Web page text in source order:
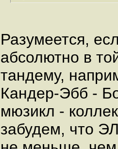
Разумеется,
абсолютно в
тандему,
Кандер-Эбб -
мюзикл -
забудем, что